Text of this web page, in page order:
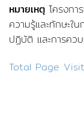
หมายเหตุ โครงกา
ความรู้และทักษะใ
ปฏิบัติ และการคว
Total Page